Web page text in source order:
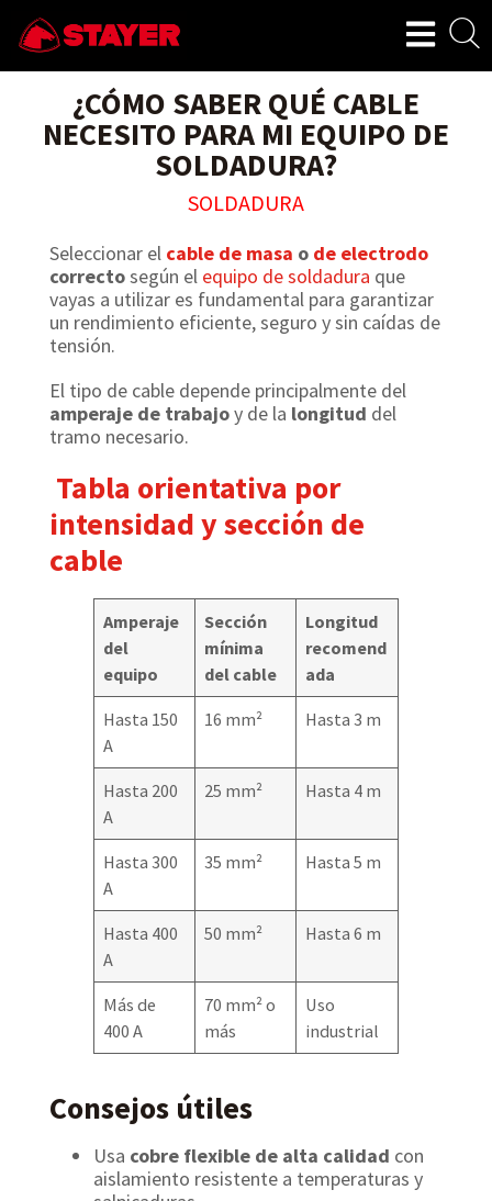
¿CÓMO SABER QUÉ CABLE
NECESITO PARA MI EQUIPO DE
SOLDADURA?
SOLDADURA
Seleccionar el cable de masa o de electrodo
correctosegún el equipo de soldadura que
vayas a utilizar es fundamental para garantizar
un rendimiento eficiente, seguro y sin caídas de
tensión.
El tipo de cable depende principalmente del
amperaje de trabajoy de la longitud del
tramo necesario.
Tabla orientativa por
intensidad y sección de
cable
Amperaje
del
equipo
Sección
mínima
del cable
Longitud
recomend
ada
Hasta 150
A
16 mm² Hasta 3 m
Hasta 200
A
25 mm² Hasta 4 m
Hasta 300
A
35 mm² Hasta 5 m
Hasta 400
A
50 mm² Hasta 6 m
Más de
400 A
70 mm² o
más
Uso
industrial
Consejos útiles
Usa cobre flexible de alta calidad con
aislamiento resistente a temperaturas y